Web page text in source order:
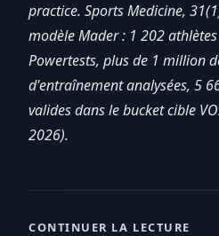
practice. Sports Medicine,
modèle Mader : 1 202
Powertests, plus de 1 million
d'entraînement analysées, 5
valides dans le bucket cible
2026).
CONTINUER LA LECTURE